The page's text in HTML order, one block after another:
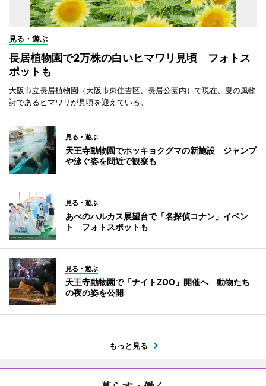
見る・遊ぶ
長居植物園で2万株の白いヒマワリ見頃 フォトス
ポットも
大阪市立長居植物園（大阪市東住吉区、長居公園内）で現在、夏の風物
詩であるヒマワリが見頃を迎えている。
見る・遊ぶ
天王寺動物園でホッキョクグマの新施設 ジャンプ
や泳ぐ姿を間近で観察も
見る・遊ぶ
あべのハルカス展望台で「名探偵コナン」イベン
ト フォトスポットも
見る・遊ぶ
天王寺動物園で「ナイトZOO」開催へ 動物たち
の夜の姿を公開
もっと見る